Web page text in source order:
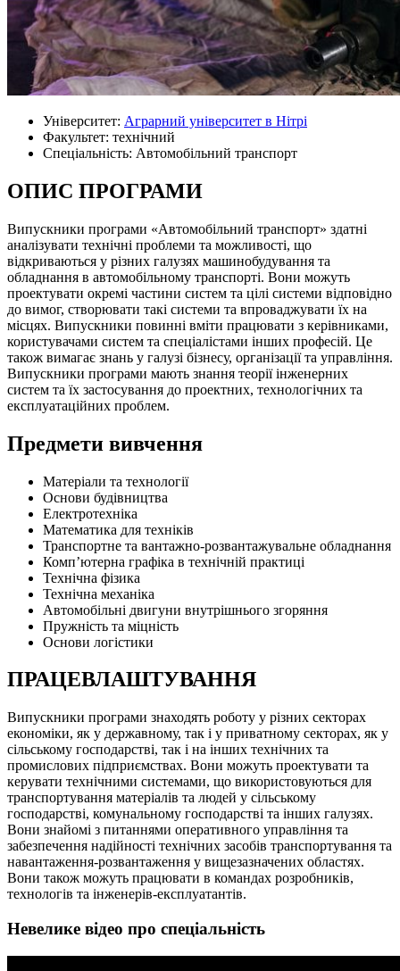
Університет: Аграрний університет в Нітрі
Факультет: технічний
Спеціальність: Автомобільний транспорт
ОПИС ПРОГРАМИ
Випускники програми «Автомобільний транспорт» здатні
аналізувати технічні проблеми та можливості, що
відкриваються у різних галузях машинобудування та
обладнання в автомобільному транспорті. Вони можуть
проектувати окремі частини систем та цілі системи відповідно
до вимог, створювати такі системи та впроваджувати їх на
місцях. Випускники повинні вміти працювати з керівниками,
користувачами систем та спеціалістами інших професій. Це
також вимагає знань у галузі бізнесу, організації та управління.
Випускники програми мають знання теорії інженерних
систем та їх застосування до проектних, технологічних та
експлуатаційних проблем.
Предмети вивчення
Матеріали та технології
Основи будівництва
Електротехніка
Математика для техніків
Транспортне та вантажно-розвантажувальне обладнання
Комп’ютерна графіка в технічній практиці
Технічна фізика
Технічна механіка
Автомобільні двигуни внутрішнього згоряння
Пружність та міцність
Основи логістики
ПРАЦЕВЛАШТУВАННЯ
Випускники програми знаходять роботу у різних секторах
економіки, як у державному, так і у приватному секторах, як у
сільському господарстві, так і на інших технічних та
промислових підприємствах. Вони можуть проектувати та
керувати технічними системами, що використовуються для
транспортування матеріалів та людей у ​​сільському
господарстві, комунальному господарстві та інших галузях.
Вони знайомі з питаннями оперативного управління та
забезпечення надійності технічних засобів транспортування та
навантаження-розвантаження у вищезазначених областях.
Вони також можуть працювати в командах розробників,
технологів та інженерів-експлуатантів.
Невелике відео про спеціальність